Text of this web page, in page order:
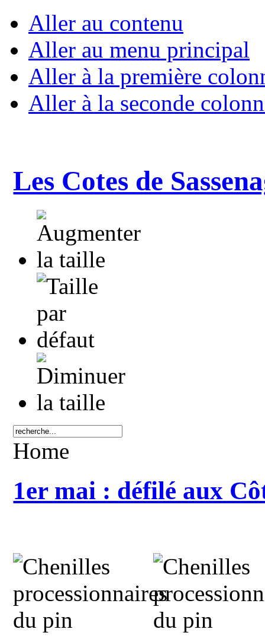
Aller au contenu
Aller au menu principal
Aller à la première
Aller à la seconde
Les Cotes de
Home
1er mai : défilé aux